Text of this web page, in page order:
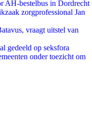
AH-bestelbus in Dordrecht
zorgprofessional Jan
vraagt uitstel van
gedeeld op seksfora
onder toezicht om